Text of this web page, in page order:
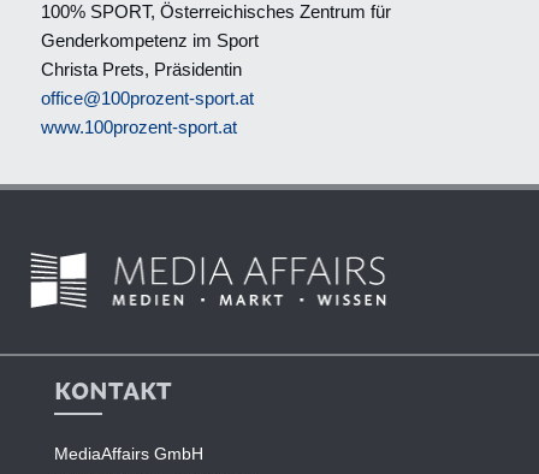
100% SPORT, Österreichisches Zentrum für
Genderkompetenz im Sport
Christa Prets, Präsidentin
office@100prozent-sport.at
www.100prozent-sport.at
KONTAKT
MediaAffairs GmbH